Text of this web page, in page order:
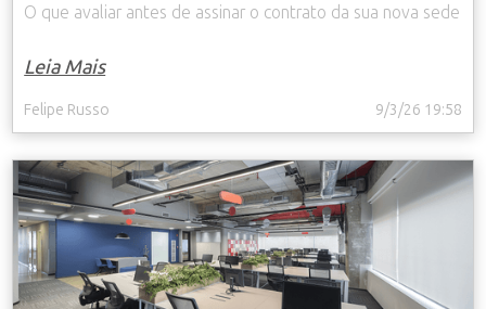
O que avaliar antes de assinar o contrato da sua nova sede
Leia Mais
Felipe Russo 9/3/26 19:58